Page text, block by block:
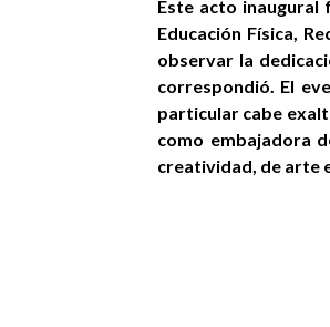
Este acto inaugural
Educación Física,
observar la
correspondió. El
particular cabe
como embajadora
creatividad, de arte